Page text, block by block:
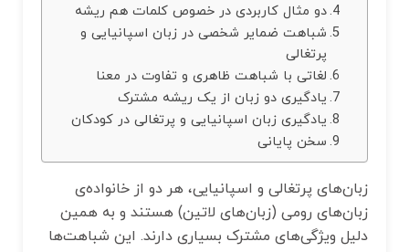
دو مثال کاربردی در خصوص کلمات هم ریشه
شباهت ضمایر شخصی در زبان اسپانیایی و
پرتغالی
لغاتی با شباهت ظاهری و تفاوت در معنا
یادگیری دو زبان از یک ریشه مشترک
یادگیری زبان اسپانیایی و پرتغالی در کودکان
سخن پایانی
زبان‌های پرتغالی و اسپانیایی، هر دو از خانواده‌ی
زبان‌های رومی (زبان‌های لاتین) هستند و به همین
دلیل ویژگی‌های مشترک بسیاری دارند. این شباهت‌ها